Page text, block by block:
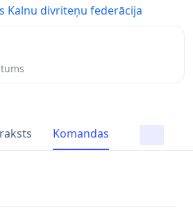
Kalnu divriteņu federācija
Komandas